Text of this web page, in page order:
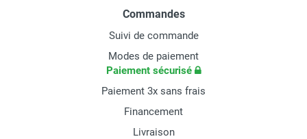
Commandes
Suivi de commande
Modes de paiement
Paiement sécurisé
Paiement 3x sans frais
Financement
Livraison